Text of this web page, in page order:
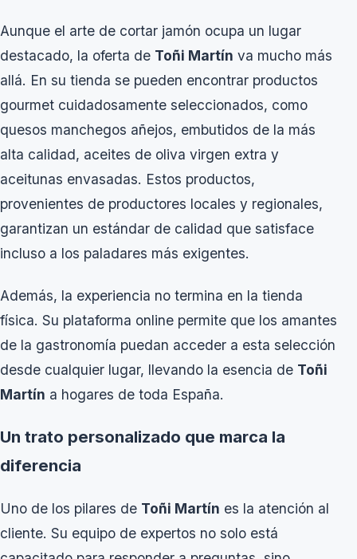
Aunque el arte de cortar jamón ocupa un lugar
destacado, la oferta de Toñi Martín va mucho más
allá. En su tienda se pueden encontrar productos
gourmet cuidadosamente seleccionados, como
quesos manchegos añejos, embutidos de la más
alta calidad, aceites de oliva virgen extra y
aceitunas envasadas. Estos productos,
provenientes de productores locales y regionales,
garantizan un estándar de calidad que satisface
incluso a los paladares más exigentes.
Además, la experiencia no termina en la tienda
física. Su plataforma online permite que los amantes
de la gastronomía puedan acceder a esta selección
desde cualquier lugar, llevando la esencia de Toñi
Martín a hogares de toda España.
Un trato personalizado que marca la
diferencia
Uno de los pilares de Toñi Martín es la atención al
cliente. Su equipo de expertos no solo está